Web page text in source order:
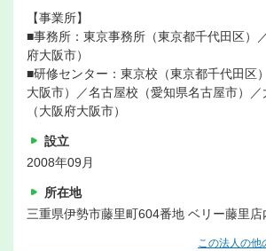
【事業所】
■事務所：東京事務所（東京都千代田区）
府大阪市）
■研修センター：東京校（東京都千代田区
大阪市）／名古屋校（愛知県名古屋市）
（大阪府大阪市）
設立
2008年09月
所在地
三重県伊勢市藤里町604番地 ベリー藤里店
この法人の他